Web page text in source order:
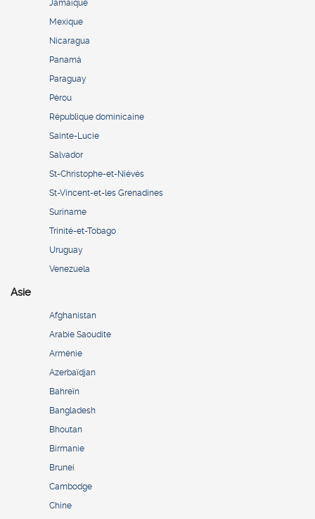
Jamaïque
Mexique
Nicaragua
Panamá
Paraguay
Pérou
République dominicaine
Sainte-Lucie
Salvador
St-Christophe-et-Niévès
St-Vincent-et-les Grenadines
Suriname
Trinité-et-Tobago
Uruguay
Venezuela
Asie
Afghanistan
Arabie Saoudite
Arménie
Azerbaïdjan
Bahreïn
Bangladesh
Bhoutan
Birmanie
Brunei
Cambodge
Chine